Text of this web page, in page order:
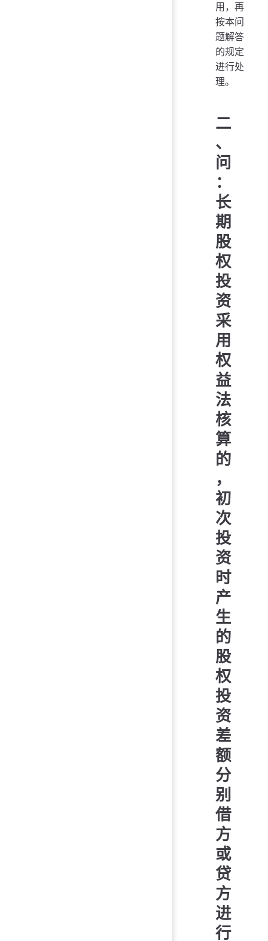
用，再
按本问
题解答
的规定
进行处
理。
二
、
问
：
长
期
股
权
投
资
采
用
权
益
法
核
算
的
，
初
次
投
资
时
产
生
的
股
权
投
资
差
额
分
别
借
方
或
贷
方
进
行